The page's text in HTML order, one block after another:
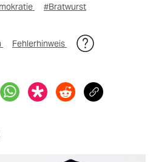
#Bratwurst
Fehlerhinweis